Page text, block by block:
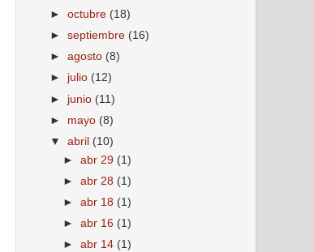
►octubre (18)
►septiembre (16)
►agosto (8)
► julio (12)
► junio (11)
► mayo (8)
▼abril (10)
►abr 29 (1)
►abr 28 (1)
►abr 18 (1)
►abr 16 (1)
►abr 14 (1)